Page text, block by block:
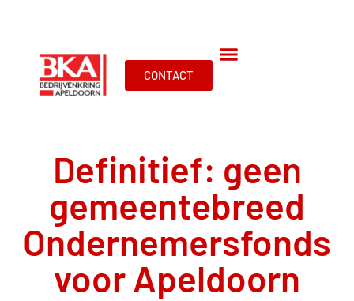
CONTACT
Definitief: geen
gemeentebreed
Ondernemersfonds
voor Apeldoorn